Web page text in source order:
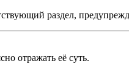
раздел,
отражать её суть.